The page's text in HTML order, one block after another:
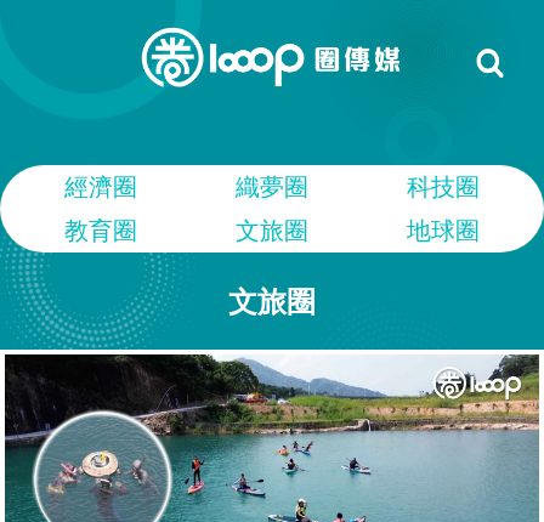
經濟圈 織夢圈
科技圈
教育圈
文旅圈 地球圈
文旅圈